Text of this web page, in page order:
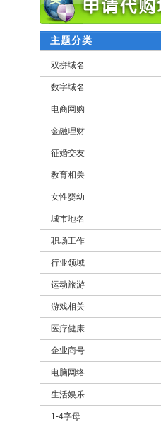
主题分类
双拼域名
数字域名
电商网购
金融理财
征婚交友
教育相关
女性婴幼
城市地名
职场工作
行业领域
运动旅游
游戏相关
医疗健康
企业商号
电脑网络
生活娱乐
1-4字母